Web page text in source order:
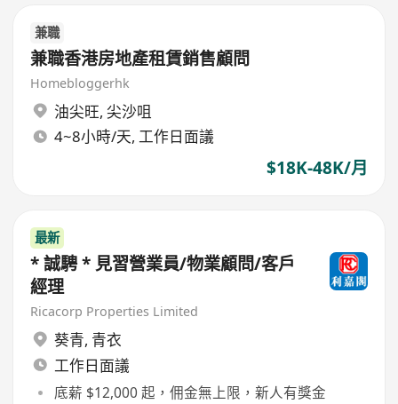
兼職
兼職香港房地產租賃銷售顧問
Homebloggerhk
油尖旺, 尖沙咀
4~8小時/天, 工作日面議
$18K-48K/月
最新
* 誠騁 * 見習營業員/物業顧問/客戶
經理
Ricacorp Properties Limited
葵青, 青衣
工作日面議
底薪 $12,000 起，佣金無上限，新人有獎金